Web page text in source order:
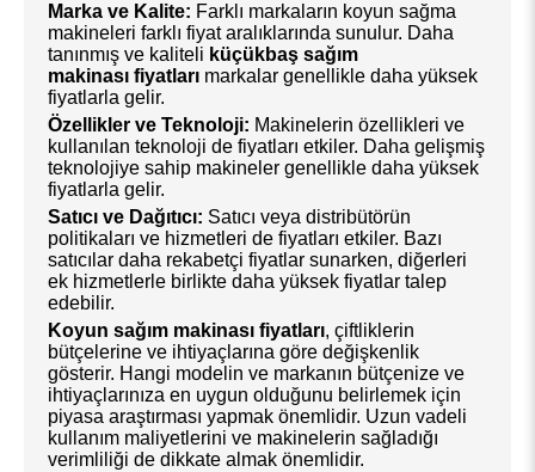
Marka ve Kalite: Farklı markaların koyun sağma
makineleri farklı fiyat aralıklarında sunulur. Daha
tanınmış ve kaliteli küçükbaş sağım
makinası fiyatları markalar genellikle daha yüksek
fiyatlarla gelir.
Özellikler ve Teknoloji: Makinelerin özellikleri ve
kullanılan teknoloji de fiyatları etkiler. Daha gelişmiş
teknolojiye sahip makineler genellikle daha yüksek
fiyatlarla gelir.
Satıcı ve Dağıtıcı: Satıcı veya distribütörün
politikaları ve hizmetleri de fiyatları etkiler. Bazı
satıcılar daha rekabetçi fiyatlar sunarken, diğerleri
ek hizmetlerle birlikte daha yüksek fiyatlar talep
edebilir.
Koyun sağım makinası fiyatları, çiftliklerin
bütçelerine ve ihtiyaçlarına göre değişkenlik
gösterir. Hangi modelin ve markanın bütçenize ve
ihtiyaçlarınıza en uygun olduğunu belirlemek için
piyasa araştırması yapmak önemlidir. Uzun vadeli
kullanım maliyetlerini ve makinelerin sağladığı
verimliliği de dikkate almak önemlidir.